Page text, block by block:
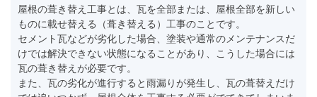
屋根の葺き替え工事とは、瓦を全部または、屋根全部を新しい
ものに載せ替える（葺き替える）工事のことです。
セメント瓦などが劣化した場合、塗装や通常のメンテナンスだ
けでは解決できない状態になることがあり、こうした場合には
瓦の葺き替えが必要です。
また、瓦の劣化が進行すると雨漏りが発生し、瓦の葺替えだけ